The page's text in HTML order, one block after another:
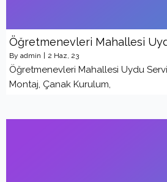
Öğretmenevleri Mahallesi
By admin 2 Haz, 23
Öğretmenevleri Mahallesi Uydu
Montaj, Çanak Kurulum,